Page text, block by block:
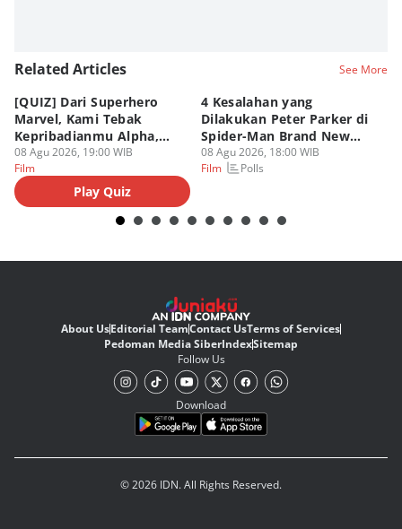
Related Articles See More
[QUIZ] Dari Superhero
Marvel, Kami Tebak
Kepribadianmu Alpha,
Beta, atau Omega
08 Agu 2026, 19:00 WIB
Film
Play Quiz
4 Kesalahan yang
Dilakukan Peter Parker di
Spider-Man Brand New
Day
08 Agu 2026, 18:00 WIB
Film
Polls
About UsEditorial TeamContact UsTerms of Services
Pedoman Media SiberIndexSitemap
Follow Us
Download
© 2026 IDN. All Rights Reserved.